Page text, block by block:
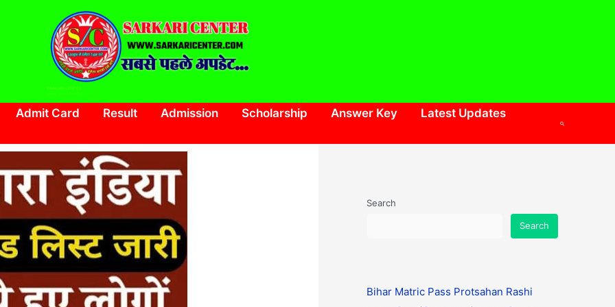
SARKARI CENTER
Admit Card Result Admission Scholarship Answer Key
Latest Updates
Search
Search
Search
Bihar Matric Pass Protsahan Rashi